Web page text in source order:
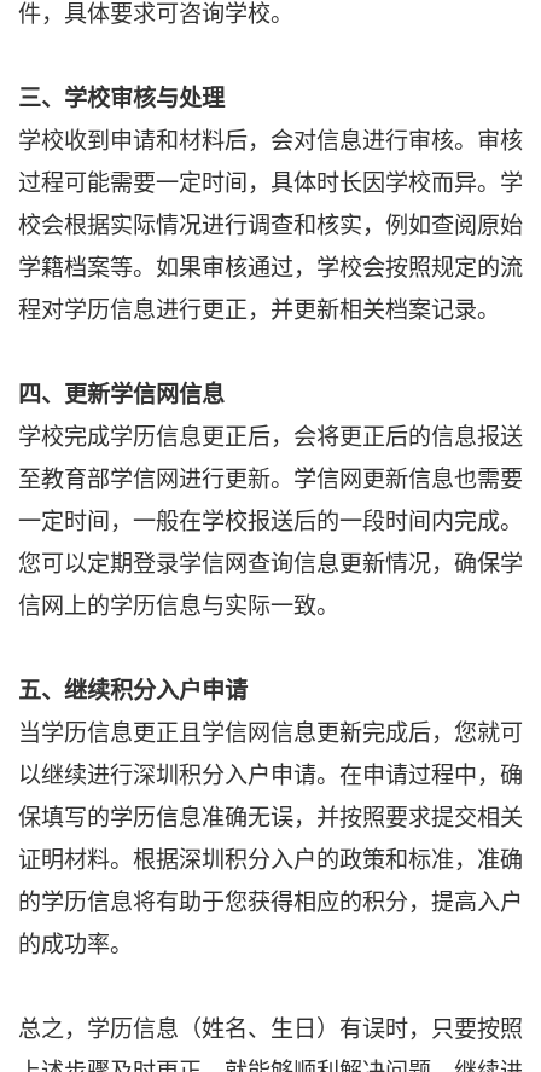
件，具体要求可咨询学校。
三、学校审核与处理
学校收到申请和材料后，会对信息进行审核。审核
过程可能需要一定时间，具体时长因学校而异。学
校会根据实际情况进行调查和核实，例如查阅原始
学籍档案等。如果审核通过，学校会按照规定的流
程对学历信息进行更正，并更新相关档案记录。
四、更新学信网信息
学校完成学历信息更正后，会将更正后的信息报送
至教育部学信网进行更新。学信网更新信息也需要
一定时间，一般在学校报送后的一段时间内完成。
您可以定期登录学信网查询信息更新情况，确保学
信网上的学历信息与实际一致。
五、继续积分入户申请
当学历信息更正且学信网信息更新完成后，您就可
以继续进行深圳积分入户申请。在申请过程中，确
保填写的学历信息准确无误，并按照要求提交相关
证明材料。根据深圳积分入户的政策和标准，准确
的学历信息将有助于您获得相应的积分，提高入户
的成功率。
总之，学历信息（姓名、生日）有误时，只要按照